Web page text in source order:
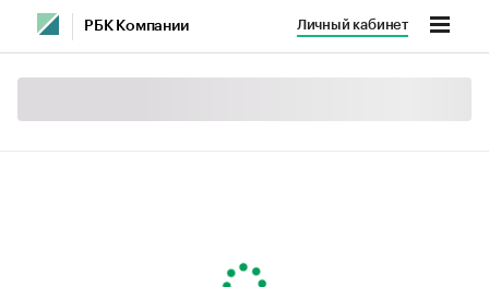
РБК Компании Личный кабинет